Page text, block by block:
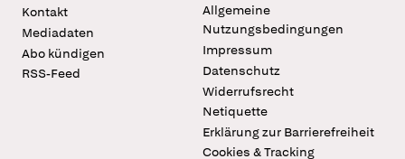
Kontakt
Mediadaten
Abo kündigen
RSS-Feed
Allgemeine
Nutzungsbedingungen
Impressum
Datenschutz
Widerrufsrecht
Netiquette
Erklärung zur Barrierefreiheit
Cookies & Tracking